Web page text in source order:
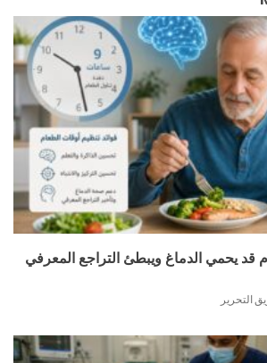
قد يحمي الدماغ ويبطئ التراجع المعرفي
التحرير